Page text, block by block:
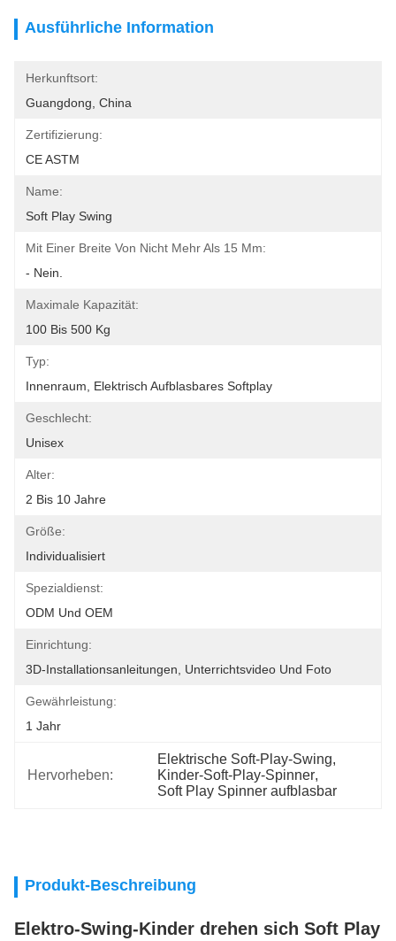
Ausführliche Information
Herkunftsort:
Guangdong, China
Zertifizierung:
CE ASTM
Name:
Soft Play Swing
Mit Einer Breite Von Nicht Mehr Als 15 Mm:
- Nein.
Maximale Kapazität:
100 Bis 500 Kg
Typ:
Innenraum, Elektrisch Aufblasbares Softplay
Geschlecht:
Unisex
Alter:
2 Bis 10 Jahre
Größe:
Individualisiert
Spezialdienst:
ODM Und OEM
Einrichtung:
3D-Installationsanleitungen, Unterrichtsvideo Und Foto
Gewährleistung:
1 Jahr
Hervorheben:
Elektrische Soft-Play-Swing,
Kinder-Soft-Play-Spinner,
Soft Play Spinner aufblasbar
Produkt-Beschreibung
Elektro-Swing-Kinder drehen sich Soft Play